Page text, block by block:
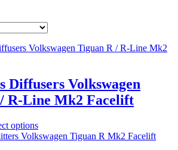
Diffusers Volkswagen
R-Line Mk2 Facelift
options